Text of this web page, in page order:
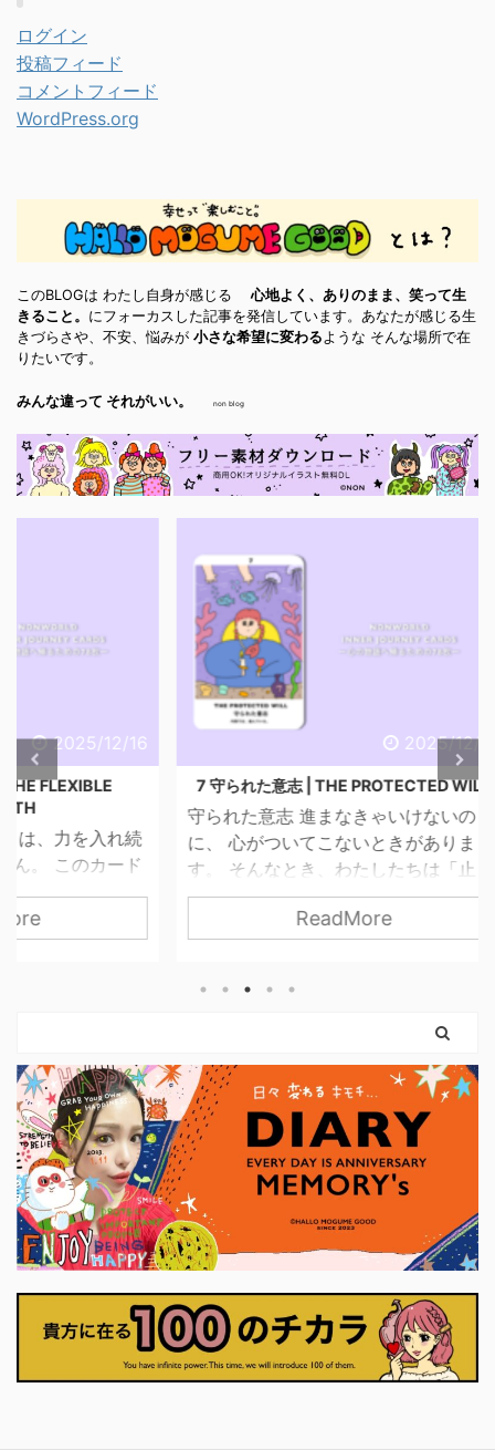
ログイン
投稿フィード
コメントフィード
WordPress.org
このBLOGは わたし自身が感じる心地よく、ありのまま、笑って生
きること。 にフォーカスした記事を発信しています。あなたが感じる生
きづらさや、不安、悩みが 小さな希望に変わる ような そんな場所で在
りたいです。
みんな違って それがいい。 non blog
16
れ続
ド
、世
切ら
もい
とい
ード
て、
は大
。 小
2025/12/16
7 守られた意志 | THE PROTECTED WILL
守られた意志 進まなきゃいけないの
に、 心がついてこないときがありま
す。 そんなとき、わたしたちは「止ま
っている自分」を責めてしまいがちで
す。 でも、このカードが伝えているの
りも、自分の内側を信じる姿。 動く前
に、「何を大切にしたいのか」を 静か
に確かめている状態です。 今は、無理
に決断しなくていい。 無理に行動しな
くていい。 ...
6 心
心の
は、
くあ
持ち”
余裕
ぎて
う そ